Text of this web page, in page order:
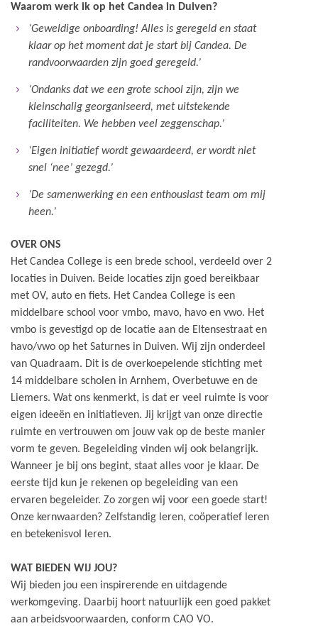
Waarom werk ik op het Candea in Duiven?
‘Geweldige onboarding! Alles is geregeld en staat
klaar op het moment dat je start bij Candea. De
randvoorwaarden zijn goed geregeld.’
‘Ondanks dat we een grote school zijn, zijn we
kleinschalig georganiseerd, met uitstekende
faciliteiten. We hebben veel zeggenschap.’
‘Eigen initiatief wordt gewaardeerd, er wordt niet
snel ‘nee’ gezegd.’
‘De samenwerking en een enthousiast team om mij
heen.’
OVER ONS
Het Candea College is een brede school, verdeeld over 2
locaties in Duiven. Beide locaties zijn goed bereikbaar
met OV, auto en fiets. Het Candea College is een
middelbare school voor vmbo, mavo, havo en vwo. Het
vmbo is gevestigd op de locatie aan de Eltensestraat en
havo/vwo op het Saturnes in Duiven. Wij zijn onderdeel
van Quadraam. Dit is de overkoepelende stichting met
14 middelbare scholen in Arnhem, Overbetuwe en de
Liemers. Wat ons kenmerkt, is dat er veel ruimte is voor
eigen ideeën en initiatieven. Jij krijgt van onze directie
ruimte en vertrouwen om jouw vak op de beste manier
vorm te geven. Begeleiding vinden wij ook belangrijk.
Wanneer je bij ons begint, staat alles voor je klaar. De
eerste tijd kun je rekenen op begeleiding van een
ervaren begeleider. Zo zorgen wij voor een goede start!
Onze kernwaarden? Zelfstandig leren, coöperatief leren
en betekenisvol leren.
WAT BIEDEN WIJ JOU?
Wij bieden jou een inspirerende en uitdagende
werkomgeving. Daarbij hoort natuurlijk een goed pakket
aan arbeidsvoorwaarden, conform CAO VO.